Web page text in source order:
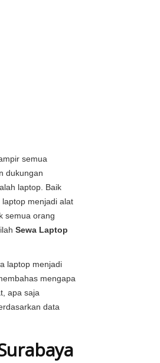
semua
dukungan
laptop. Baik
menjadi alat
semua orang
Sewa Laptop
laptop menjadi
mengapa
apa saja
data